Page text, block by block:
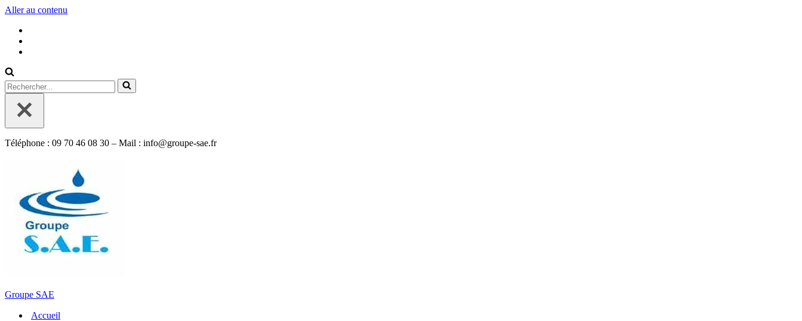
Aller au contenu
Rechercher...
Téléphone : 09 70 46 08 30 – Mail : info@groupe-sae.fr
Groupe SAE
Accueil